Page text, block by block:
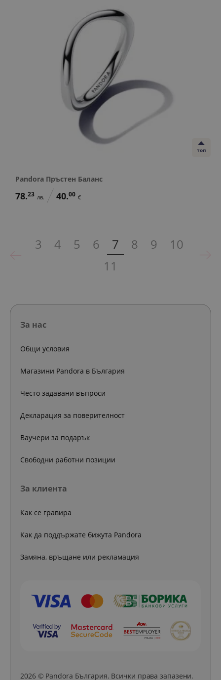
Pandora Пръстен Баланс
78.23 лв. 40.00 €
3 4 5 6 7 8 9
10
11
топ
За нас
Общи условия
Магазини Pandora в България
Често задавани въпроси
Декларация за поверителност
Ваучери за подарък
Свободни работни позиции
За клиента
Как се гравира
Как да поддържате бижута Pandora
Замяна, връщане или рекламация
2026 © Pandora България. Всички права запазени.